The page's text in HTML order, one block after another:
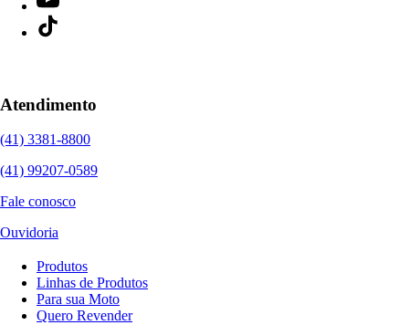
Atendimento
(41) 3381-8800
(41) 99207-0589
Fale conosco
Ouvidoria
Produtos
Linhas de Produtos
Para sua Moto
Quero Revender